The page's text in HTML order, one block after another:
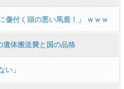
傷付く頭の悪い馬鹿！」 ｗｗｗ
遺体搬送費と国の品格
い」